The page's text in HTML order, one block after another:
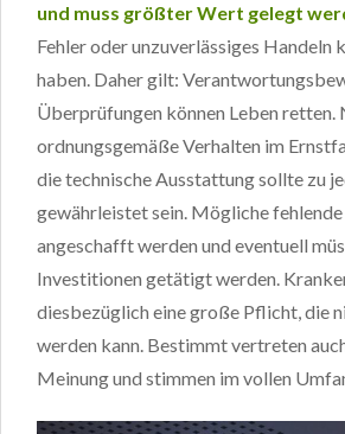
und muss größter Wert gelegt
Fehler oder unzuverlässiges Handeln
haben. Daher gilt:
Überprüfungen können Leben retten.
ordnungsgemäße Verhalten im
die technische Ausstattung sollte zu
gewährleistet sein. Mögliche
angeschafft werden und eventuell
Investitionen getätigt werden.
diesbezüglich eine große Pflicht, die
werden kann. Bestimmt vertreten
Meinung und stimmen im vollen